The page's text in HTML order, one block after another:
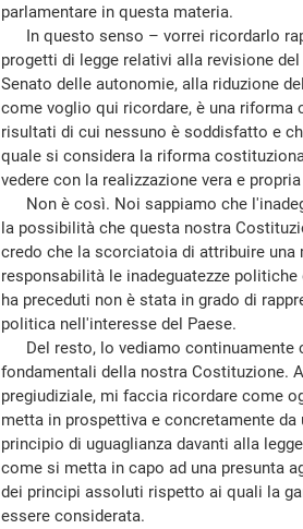
parlamentare in questa materia.
In questo senso – vorrei ricordarlo
progetti di legge relativi alla revisione
Senato delle autonomie, alla riduzione
come voglio qui ricordare, è una riforma
risultati di cui nessuno è soddisfatto e
quale si considera la riforma
vedere con la realizzazione vera e
Non è così. Noi sappiamo che
la possibilità che questa nostra
credo che la scorciatoia di attribuire
responsabilità le inadeguatezze
ha preceduti non è stata in grado di
politica nell'interesse del Paese.
Del resto, lo vediamo continuamente
fondamentali della nostra Costituzione.
pregiudiziale, mi faccia ricordare come
metta in prospettiva e concretamente
principio di uguaglianza davanti alla
come si metta in capo ad una presunta
dei principi assoluti rispetto ai quali la
essere considerata.